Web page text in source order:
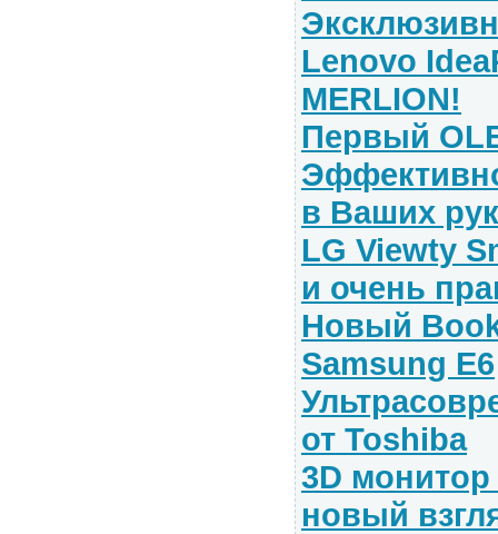
Lenovo
MERLION!
Первый
в Ваших
LG Viewty
и очень
Новый
Samsung E6
от Toshiba
3D монитор
новый